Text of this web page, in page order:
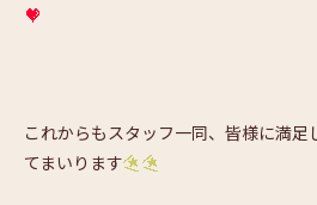
これからもスタッフ一同、皆様に満足
てまいります